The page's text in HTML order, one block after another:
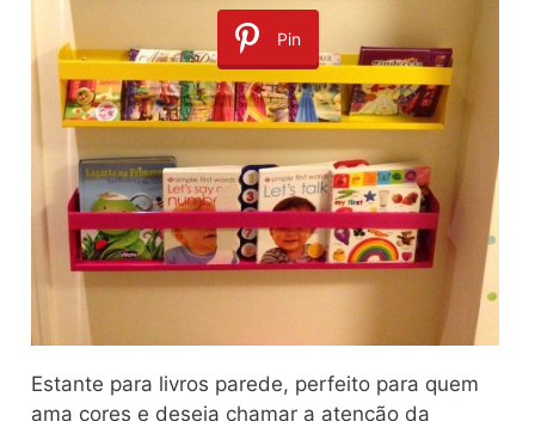
Pin
Estante para livros parede, perfeito para quem
ama cores e deseja chamar a atenção da